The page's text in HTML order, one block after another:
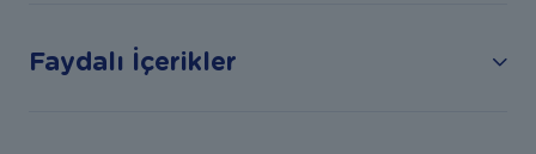
Faydalı İçerikler